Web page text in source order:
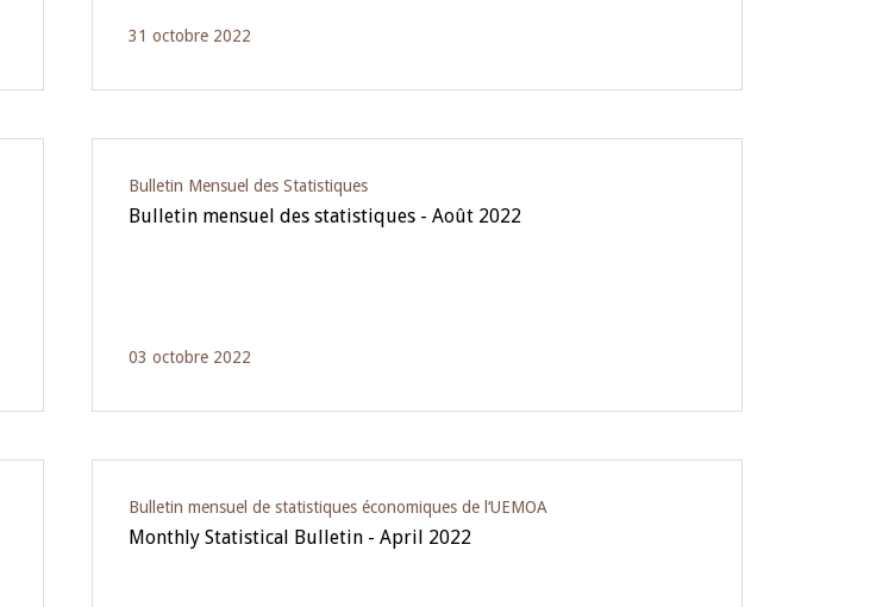
31 octobre 2022
Bulletin Mensuel des Statistiques
Bulletin mensuel des statistiques - Août 2022
03 octobre 2022
Bulletin mensuel de statistiques économiques de l‘UEMOA
Monthly Statistical Bulletin - April 2022